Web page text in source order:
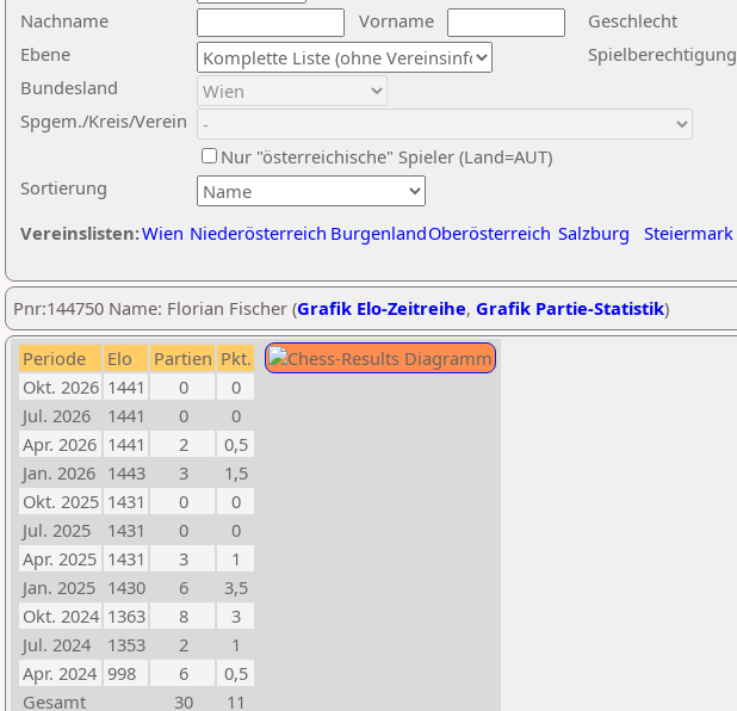
Nachname
Vorname
Ebene
Sortierung
Bundesland
Spgem./Kreis/Verein
Geschlecht
Nur "österreichische" Spieler (Land=AUT)
Spielberechtigung
Vereinslisten:Wien Niederösterreich BurgenlandOberösterreich Salzburg Steiermark
Pnr:144750 Name: Florian Fischer (Grafik Elo-Zeitreihe, Grafik Partie-Statistik)
Periode Elo Partien Pkt.
Okt. 2026 1441 0
0
Jul. 2026
1441 0
0
Apr. 2026 1441 2
0,5
Jan. 2026 1443 3
1,5
Okt. 2025 1431 0
0
Jul. 2025
1431 0
0
Apr. 2025 1431 3
1
Jan. 2025 1430 6
3,5
Okt. 2024 1363 8
3
Jul. 2024
1353 2
1
Apr. 2024 998 6
0,5
Gesamt
30 11